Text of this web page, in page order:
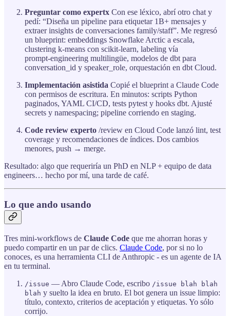
Preguntar como expertx Con ese léxico, abrí otro chat y
pedí: “Diseña un pipeline para etiquetar 1B+ mensajes y
extraer insights de conversaciones family/staff”. Me regresó
un blueprint: embeddings Snowflake Arctic a escala,
clustering k-means con scikit-learn, labeling vía
prompt‑engineering multilingüe, modelos de dbt para
conversation_id y speaker_role, orquestación en dbt Cloud.
Implementación asistida Copié el blueprint a Claude Code
con permisos de escritura. En minutos: scripts Python
paginados, YAML CI/CD, tests pytest y hooks dbt. Ajusté
secrets y namespacing; pipeline corriendo en staging.
Code review experto /review en Cloud Code lanzó lint, test
coverage y recomendaciones de índices. Dos cambios
menores, push → merge.
Resultado: algo que requeriría un PhD en NLP + equipo de data
engineers… hecho por mí, una tarde de café.
Lo que ando usando
Tres mini‑workflows de Claude Code que me ahorran horas y
puedo compartir en un par de clics. Claude Code, por si no lo
conoces, es una herramienta CLI de Anthropic - es un agente de IA
en tu terminal.
/issue — Abro Claude Code, escribo /issue blah blah
blah y suelto la idea en bruto. El bot genera un issue limpio:
título, contexto, criterios de aceptación y etiquetas. Yo sólo
corrijo.